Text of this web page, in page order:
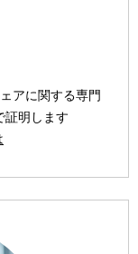
アに関する専門
証明します